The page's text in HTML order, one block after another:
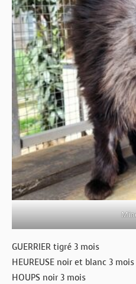
GUERRIER tigré 3 mois
HEUREUSE noir et blanc 3 mois
HOUPS noir 3 mois